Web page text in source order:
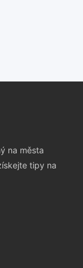
na města
tipy na